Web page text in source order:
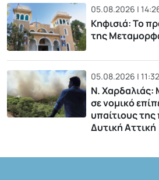
05.08.2026 |
Κηφισιά: Το
της
05.08.2026 | 11:32
Ν. Χαρδαλιάς:
σε νομικό
υπαίτιους
Δυτική Αττική